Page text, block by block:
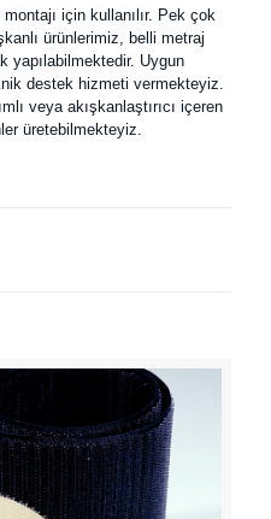
için kullanılır. Pek çok
ürünlerimiz, belli metraj
yapılabilmektedir. Uygun
destek hizmeti vermekteyiz.
veya akışkanlaştırıcı içeren
üretebilmekteyiz.